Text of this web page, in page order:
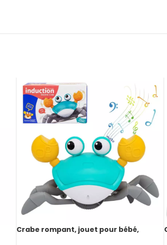
Crabe rompant, jouet pour bébé,